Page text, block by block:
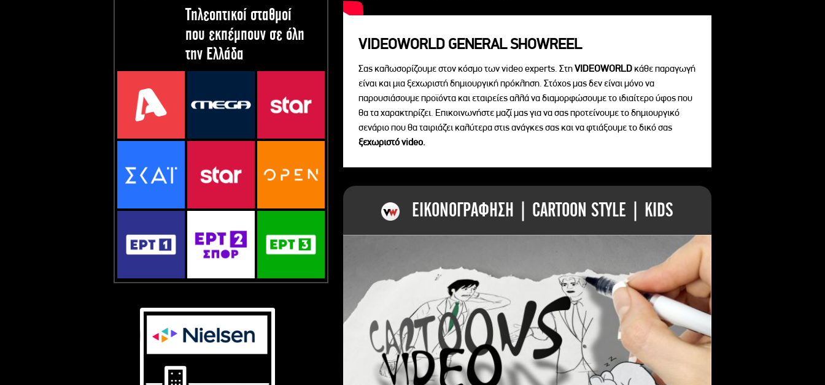
Τηλεοπτικοί σταθμοί
που εκπέμπουν σε όλη
την Ελλάδα
VIDEOWORLD GENERAL SHOWREEL
Σας καλωσορίζουμε στον κόσμο των video experts. ΣτηVIDEOWORLD κάθε παραγωγή
είναι και μια ξεχωριστή δημιουργική πρόκληση. Στόχος μας δεν είναι μόνο να
παρουσιάσουμε προϊόντα και εταιρείες αλλά να διαμορφώσουμε το ιδιαίτερο ύφος που
θα τα χαρακτηρίζει. Επικοινωνήστε μαζί μας για να σας προτείνουμε το δημιουργικό
σενάριο που θα ταιριάζει καλύτερα στις ανάγκες σας και να φτιάξουμε το δικό σας
ξεχωριστό videο.
ΕΙΚΟΝΟΓΡΑΦΗΣΗ | CARTOON STYLE | KIDS